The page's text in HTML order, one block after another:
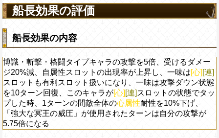
船長効果の評価
船長効果の内容
博識・斬撃・格闘タイプキャラの攻撃を5倍、受けるダメー
ジ20%減、自属性スロットの出現率が上昇し、一味は[心] [連]
スロットも有利スロット扱いになり、一味は攻撃ダウン状態
を10ターン回復、このキャラが[心] [連] スロットの状態でタッ
プした時、1ターンの間敵全体の心属性耐性を10%下げ、
「強大な冥王の威圧」が使用されたターンは自分の攻撃が
5.75倍になる